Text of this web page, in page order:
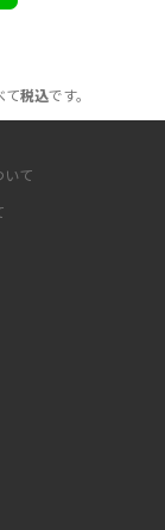
を抑える方法も紹
の特徴や選び方を
めの方法や注意
ゲートウェイと
の対処法を紹介
種類も解説
て税込です。
いて